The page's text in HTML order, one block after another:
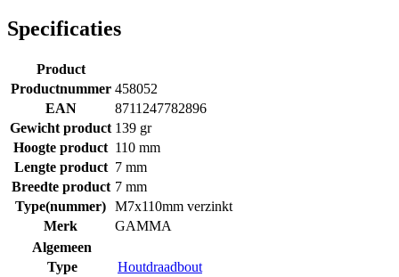
Specificaties
Product
Productnummer 458052
EAN
8711247782896
Gewicht product 139 gr
Hoogte product 110 mm
Lengte product 7 mm
Breedte product 7 mm
Type(nummer) M7x110mm verzinkt
Merk
GAMMA
Algemeen
Type
Houtdraadbout